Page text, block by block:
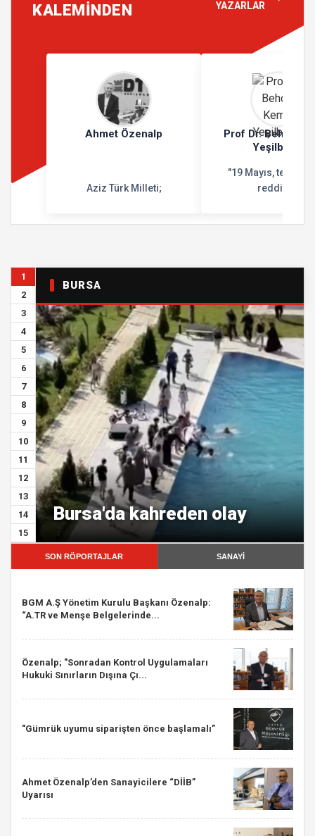
KALEMİNDEN
YAZARLAR
Ahmet Özenalp
Aziz Türk Milleti;
Prof Dr. Behçet
Yeşilbursa
"19 Mayıs,
reddidir"
1
2
3
4
5
6
7
8
9
10
11
12
13
14
15
BURSA
Bursa'da kahreden olay
SON RÖPORTAJLAR SANAYİ
BGM A.Ş Yönetim Kurulu Başkanı Özenalp:
“A.TR ve Menşe Belgelerinde...
Özenalp; "Sonradan Kontrol Uygulamaları
Hukuki Sınırların Dışına Çı...
"Gümrük uyumu siparişten önce başlamalı”
Ahmet Özenalp’den Sanayicilere “DİİB”
Uyarısı